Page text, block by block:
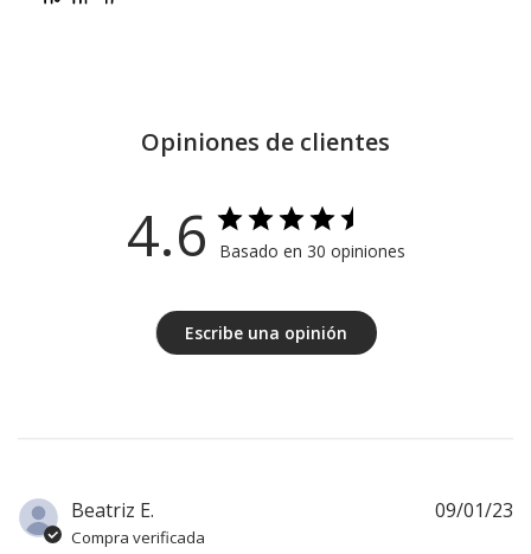
Opiniones de clientes
4.6 Basado en 30 opiniones
Escribe una opinión
Beatriz E.
Compra verificada
09/01/23